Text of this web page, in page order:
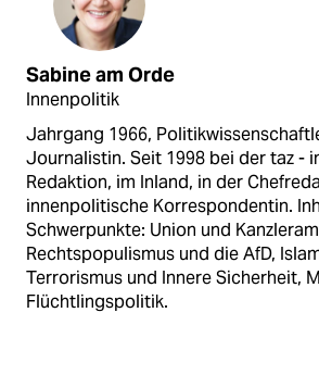
Sabine am Orde
Innenpolitik
Jahrgang 1966,
Journalistin. Seit 1998 bei der taz -
Redaktion, im Inland, in der
innenpolitische Korrespondentin.
Schwerpunkte: Union und
Rechtspopulismus und die AfD,
Terrorismus und Innere Sicherheit,
Flüchtlingspolitik.